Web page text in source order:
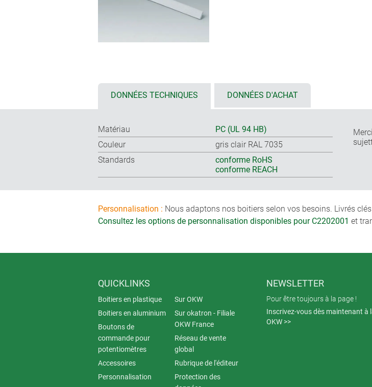
DONNÉES TECHNIQUES DONNÉES D'ACHAT
Matériau
PC (UL 94 HB)
Couleur
gris clair RAL 7035
Standards
conforme RoHS
conforme REACH
Personnalisation : Nous adaptons nos boitiers selon vos besoins. Livrés
Consultez les options de personnalisation disponibles pour C2202001 et
QUICKLINKS
Boitiers en plastique
Boitiers en aluminium
Boutons de
commande pour
potentiomètres
Accessoires
Personnalisation
Sur OKW
Sur okatron - Filiale
OKW France
Réseau de vente
global
Rubrique de l'éditeur
Protection des
NEWSLETTER
Pour être toujours à la page !
Inscrivez-vous dès maintenant à
OKW >>